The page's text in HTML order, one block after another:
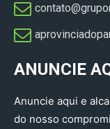
ANUNCIE
Anuncie aqui e
do nosso